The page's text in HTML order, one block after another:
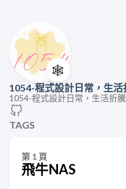
🕸️
1054-程式設計日常，生活
1054-程式設計日常，生活折騰
TAGS
第 1 頁
飛牛NAS